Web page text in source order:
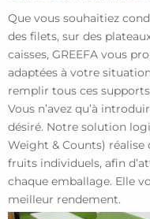
Que vous souhaitiez
des filets, sur des
caisses, GREEFA vous
adaptées à votre
remplir tous ces
Vous n’avez qu’à
désiré. Notre solution
Weight & Counts)
fruits individuels, afin
chaque emballage. Elle
meilleur rendement.